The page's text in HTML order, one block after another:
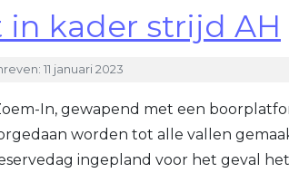
in kader strijd AH
11 januari 2023
In, gewapend met een
worden tot alle vallen
ingepland voor het geval